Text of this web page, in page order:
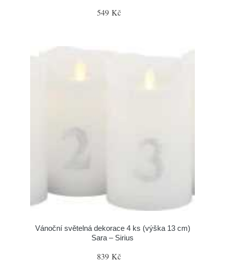
549 Kč
Vánoční světelná dekorace 4 ks (výška 13 cm)
Sara – Sirius
839 Kč